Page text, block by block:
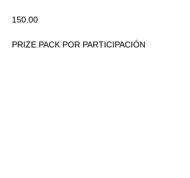
150.00
PRIZE PACK POR PARTICIPACIÓN